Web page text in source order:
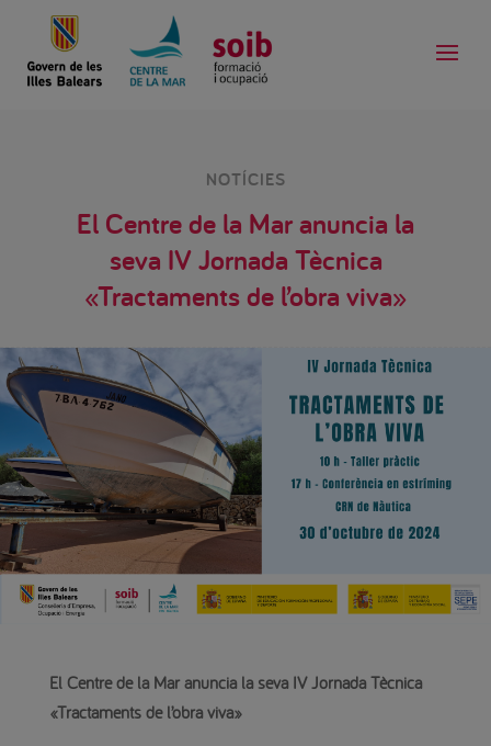
NOTÍCIES
El Centre de la Mar anuncia la
seva IV Jornada Tècnica
«Tractaments de l’obra viva»
El Centre de la Mar anuncia la seva IV Jornada Tècnica
«Tractaments de l’obra viva»